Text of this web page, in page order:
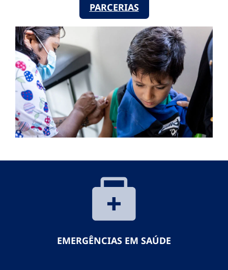
PARCERIAS
EMERGÊNCIAS EM SAÚDE